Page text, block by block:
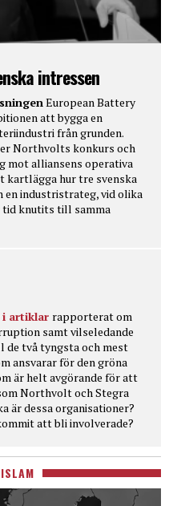
intressen
European Battery
att bygga en
från grunden.
Northvolts konkurs och
mot alliansens operativa
kartlägga hur tre svenska
en industristrateg, vid olika
knutits till samma
i artiklar rapporterat om
samt vilseledande
två tyngsta och mest
ansvarar för den gröna
är helt avgörande för att
Northvolt och Stegra
är dessa organisationer?
att bli involverade?